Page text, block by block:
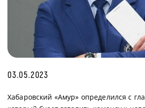
03.05.2023
Хабаровский «Амур» определился с